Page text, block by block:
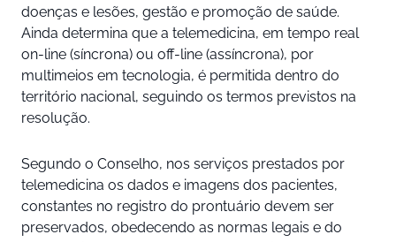
doenças e lesões, gestão e promoção de saúde.
Ainda determina que a telemedicina, em tempo real
on-line (síncrona) ou off-line (assíncrona), por
multimeios em tecnologia, é permitida dentro do
território nacional, seguindo os termos previstos na
resolução.
Segundo o Conselho, nos serviços prestados por
telemedicina os dados e imagens dos pacientes,
constantes no registro do prontuário devem ser
preservados, obedecendo as normas legais e do